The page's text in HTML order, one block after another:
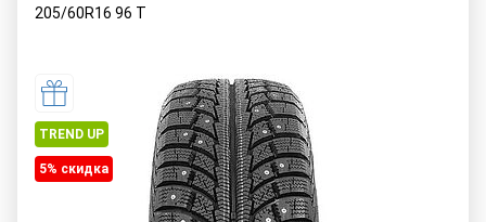
205/60R16 96 T
TREND UP
5% cкидка